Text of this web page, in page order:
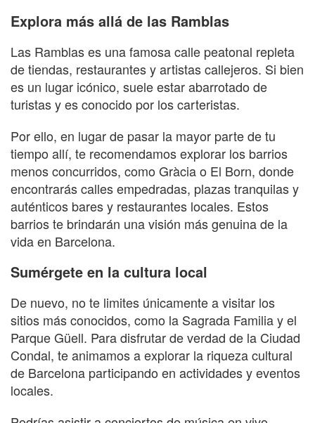
Explora más allá de las Ramblas
Las Ramblas es una famosa calle peatonal repleta
de tiendas, restaurantes y artistas callejeros. Si bien
es un lugar icónico, suele estar abarrotado de
turistas y es conocido por los carteristas.
Por ello, en lugar de pasar la mayor parte de tu
tiempo allí, te recomendamos explorar los barrios
menos concurridos, como Gràcia o El Born, donde
encontrarás calles empedradas, plazas tranquilas y
auténticos bares y restaurantes locales. Estos
barrios te brindarán una visión más genuina de la
vida en Barcelona.
Sumérgete en la cultura local
De nuevo, no te limites únicamente a visitar los
sitios más conocidos, como la Sagrada Familia y el
Parque Güell. Para disfrutar de verdad de la Ciudad
Condal, te animamos a explorar la riqueza cultural
de Barcelona participando en actividades y eventos
locales.